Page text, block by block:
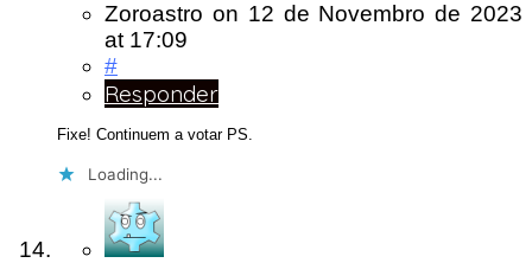
Zoroastro on 12 de Novembro de 2023
at 17:09
#
Responder
Fixe! Continuem a votar PS.
Loading...